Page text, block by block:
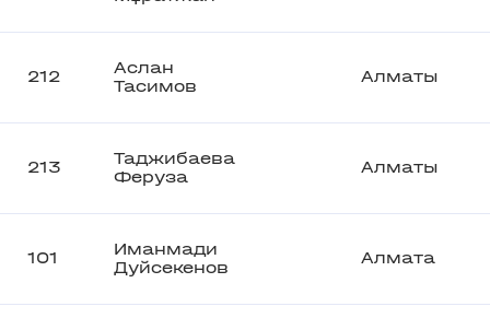
212
Аслан
Тасимов
Алматы
213
Таджибаева
Феруза
Алматы
101
Иманмади
Дуйсекенов
Алмата